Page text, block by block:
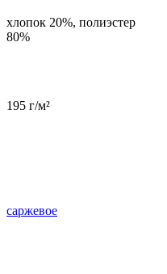
хлопок 20%, полиэстер
80%
195 г/м²
саржевое